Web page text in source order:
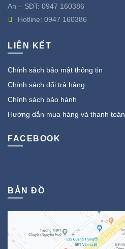
An – SĐT: 0947 160386
Hotline: 0947 160386
LIÊN KẾT
Chính sách bảo mật thông tin
Chính sách đổi trả hàng
Chính sách bảo hành
Hướng dẫn mua hàng và thanh toán
FACEBOOK
BẢN ĐỒ